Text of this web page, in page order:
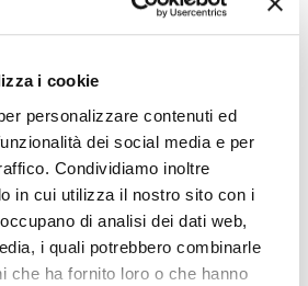
i cookie
personalizzare contenuti ed
dei social media e per
Condividiamo inoltre
in cui utilizza il nostro sito con i
di analisi dei dati web,
i quali potrebbero combinarle
che ha fornito loro o che hanno
ambulatoriale?
per un percorso o visita
o in presenza, contatta il
poliambulatorio